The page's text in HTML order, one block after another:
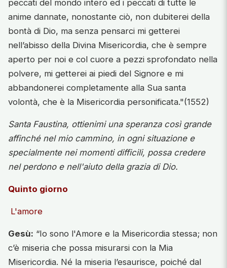
peccati del mondo intero ed i peccati di tutte le
anime dannate, nonostante ciò, non dubiterei della
bontà di Dio, ma senza pensarci mi getterei
nell’abisso della Divina Misericordia, che è sempre
aperto per noi e col cuore a pezzi sprofondato nella
polvere, mi getterei ai piedi del Signore e mi
abbandonerei completamente alla Sua santa
volontà, che è la Misericordia personificata."(1552)
Santa Faustina, ottienimi una speranza così grande
affinché nel mio cammino, in ogni situazione e
specialmente nei momenti difficili, possa credere
nel perdono e nell'aiuto della grazia di Dio.
Quinto giorno
L'amore
Gesù: “Io sono l'Amore e la Misericordia stessa; non
c’è miseria che possa misurarsi con la Mia
Misericordia. Né la miseria l’esaurisce, poiché dal